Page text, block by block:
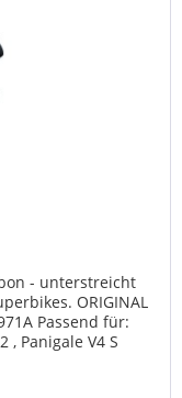
- unterstreicht
ORIGINAL
Passend für:
, Panigale V4 S